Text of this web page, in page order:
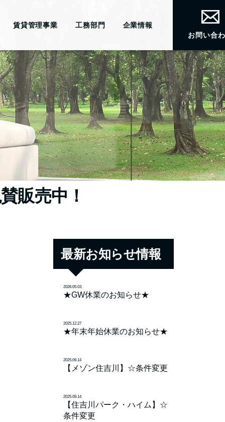
賃貸管理事業 工務部門
企業情報
お問い合
販売中！
最新お知らせ情報
2026.05.03
★GW休業のお知らせ★
2025.12.27
★年末年始休業のお知らせ★
2025.09.14
【メゾン住吉川】☆条件変更
2025.09.14
【住吉川パーク・ハイム】☆
条件変更